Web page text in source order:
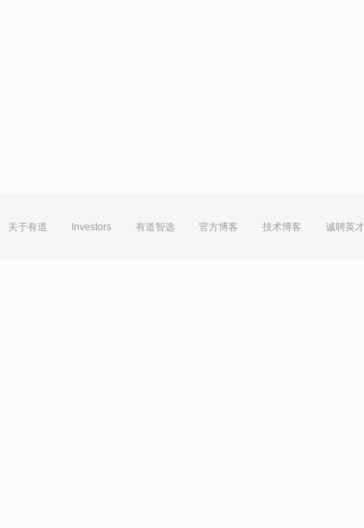
关于有道 Investors 有道智选 官方博客 技术博客 诚聘英才